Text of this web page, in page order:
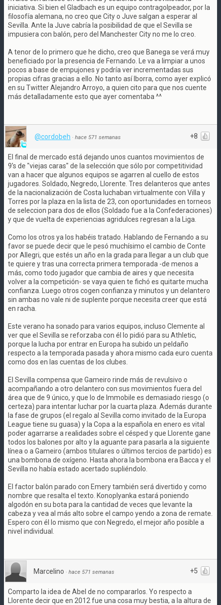
iniciativa. Si bien el Gladbach es un equipo contragolpeador, por la
filosofía alemana, no creo que City o Juve salgan a esperar al
Sevilla. Ante la Juve cabría la posibilidad de que el Sevilla se
impusiera con balón, pero del Manchester City no me lo creo.
A tenor de lo primero que he dicho, creo que Banega se verá muy
beneficiado por la presencia de Fernando. Le va a limpiar a unos
pocos a base de empujones y podría ver incrementadas sus
propias cifras gracias a ello. No tanto así Iborra, como ayer explicó
en su Twitter Alejandro Arroyo, a quien cito para que nos cuente
más detalladamente esto que ayer comentaba ^^
+8
@cordobeh · hace 571 semanas
El final de mercado está dejando unos cuantos movimientos de
9's de "viejas caras" de la selección que sólo por competitividad
van a hacer que algunos equipos se agarren al cuello de estos
jugadores. Soldado, Negredo, Llorente. Tres delanteros que antes
de la nacionalización de Costa luchaban virtualmente con Villa y
Torres por la plaza en la lista de 23, con oportunidades en torneos
de seleccion para dos de ellos (Soldado fue a la Confederaciones)
y que de vuelta de experiencias agridulces regresan a la Liga.
Como los otros ya los habéis tratado. Hablando de Fernando a su
favor se puede decir que le pesó muchísimo el cambio de Conte
por Allegri, que estés un año en la grada para llegar a un club que
te quiere y tras una correcta primera temporada -de menos a
más, como todo jugador que cambia de aires y que necesita
volver a la competición- se vaya quien te fichó es quitarte mucha
confianza. Luego otros cogen confianza y minutos y un delantero
sin ambas no vale ni de suplente porque necesita creer que está
en racha.
Este verano ha sonado para varios equipos, incluso Clemente al
ver que el Sevilla se reforzaba con él lo pidió para su Athletic,
porque la lucha por entrar en Europa ha subido un peldaño
respecto a la temporada pasada y ahora mismo cada euro cuenta
como dos en las cuentas de los clubes.
El Sevilla compensa que Gameiro rinde más de revulsivo o
acompañando a otro delantero con sus movimientos fuera del
área que de 9 único, y que lo de Immobile es demasiado riesgo (o
certeza) para intentar luchar por la cuarta plaza. Además durante
la fase de grupos (el regalo al Sevilla como invitado de la Europa
League tiene su guasa) y la Copa a la española en enero es vital
poder agarrarse a realidades sobre el césped y que Llorente gane
todos los balones por alto y la aguante para pasarla a la siguiente
línea o a Gameiro (ambos titulares o últimos tercios de partido) es
una bombona de oxígeno. Hasta ahora la bombona era Bacca y el
Sevilla no había estado acertado supliéndolo.
El factor balón parado con Emery también será divertido y como
nombre que resalta el texto. Konoplyanka estará poniendo
algodón en su bota para la cantidad de veces que levante la
cabeza y vea al más alto sobre el campo yendo a zona de remate.
Espero con él lo mismo que con Negredo, el mejor año posible a
nivel individual.
+5
Marcelino · hace 571 semanas
Comparto la idea de Abel de no compararlos. Yo respecto a
Llorente decir que en 2012 fue una cosa muy bestia, a la altura de